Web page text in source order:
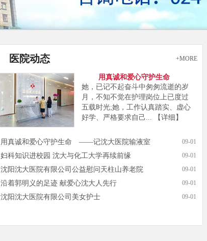
医院动态 +MORE
用真诚和爱心守护生命
她，已记不起奋斗中匆匆流逝的岁
月，不知不觉在护理岗位上已度过
五载时光;她，工作认真踏实、虚心
好学、严格要求自己...
【详细】
用真诚和爱心守护生命 ——记沈大医院输液室 09-01
妇科知识进校园 沈大与化工大学再续前缘 09-01
沈阳沈大医院有限公司公益慰问天柱山养老院 09-01
沿着郭明义的足迹 献爱心沈大人先行 09-01
沈阳沈大医院有限公司美女护士 09-01